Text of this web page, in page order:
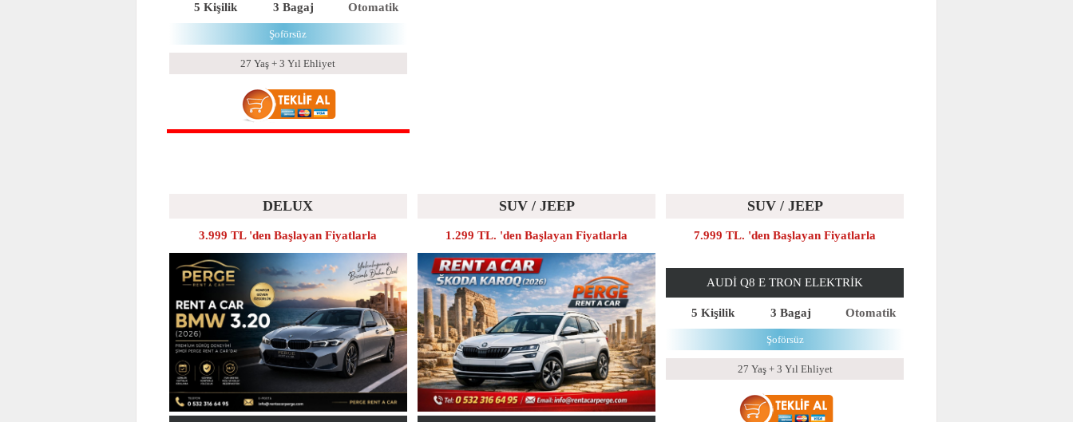
5 Kişilik 3 Bagaj Otomatik
Şoförsüz
27 Yaş + 3 Yıl Ehliyet
DELUX
3.999 TL 'den Başlayan Fiyatlarla
SUV / JEEP
1.299 TL. 'den Başlayan Fiyatlarla
SUV / JEEP
7.999 TL. 'den Başlayan Fiyatlarla
AUDI Q8 E TRON ELEKTRIK
5 Kişilik 3 Bagaj Otomatik
Şoförsüz
27 Yaş + 3 Yıl Ehliyet